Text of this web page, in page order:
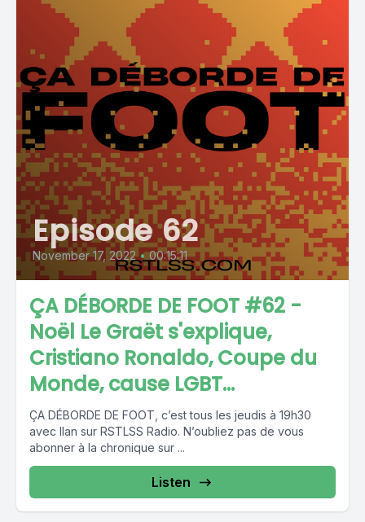
Episode 62
November 17, 2022 • 00:15:11
ÇA DÉBORDE DE FOOT #62 -
Noël Le Graët s'explique,
Cristiano Ronaldo, Coupe du
Monde, cause LGBT...
ÇA DÉBORDE DE FOOT, c’est tous les jeudis à 19h30
avec Ilan sur RSTLSS Radio. N’oubliez pas de vous
abonner à la chronique sur ...
Listen